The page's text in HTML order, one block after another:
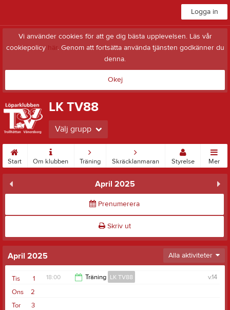
Logga in
Vi använder cookies för att ge dig bästa upplevelsen. Läs vår
cookiepolicy här. Genom att fortsätta använda tjänsten godkänner du
denna.
Okej
LK TV88
Välj grupp
Start Om klubben Träning Skräcklanmaran Styrelse Mer
April 2025
Prenumerera
Skriv ut
April 2025 Alla aktiviteter
1
Tis v.14
18:00 Träning LK TV88
2
Ons
3
Tor